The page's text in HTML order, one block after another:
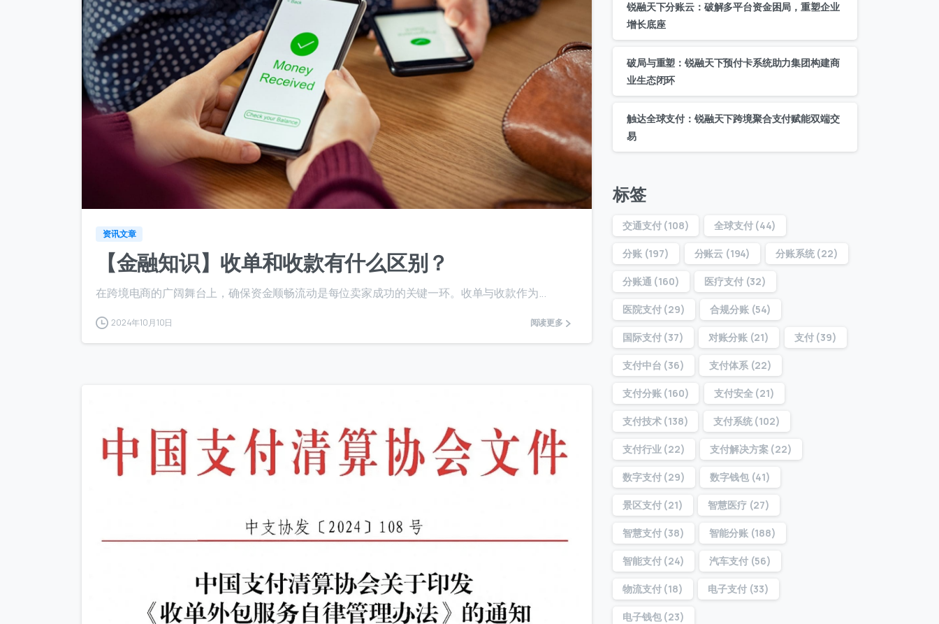
6
资讯文章
【金融知识】收单和收款有什么区别？
在跨境电商的广阔舞台上，确保资金顺畅流动是每位卖家成功的关键一环。收单与收款作为...
2024年10月10日 阅读更多
锐融天下分账云：破解多平台资金困局，重塑企业
增长底座
破局与重塑：锐融天下预付卡系统助力集团构建商
业生态闭环
触达全球支付：锐融天下跨境聚合支付赋能双端交
易
标签
交通支付(108) 全球支付(44)
分账(197) 分账云 (194) 分账系统(22)
分账通(160) 医疗支付(32)
医院支付(29) 合规分账(54)
国际支付(37) 对账分账(21) 支付(39)
支付中台 (36) 支付体系(22)
支付分账(160) 支付安全(21)
支付技术(138) 支付系统(102)
支付行业(22) 支付解决方案(22)
数字支付(29) 数字钱包(41)
景区支付(21) 智慧医疗(27)
智慧支付(38) 智能分账(188)
智能支付(24) 汽车支付(56)
物流支付(18) 电子支付(33)
电子钱包(23)